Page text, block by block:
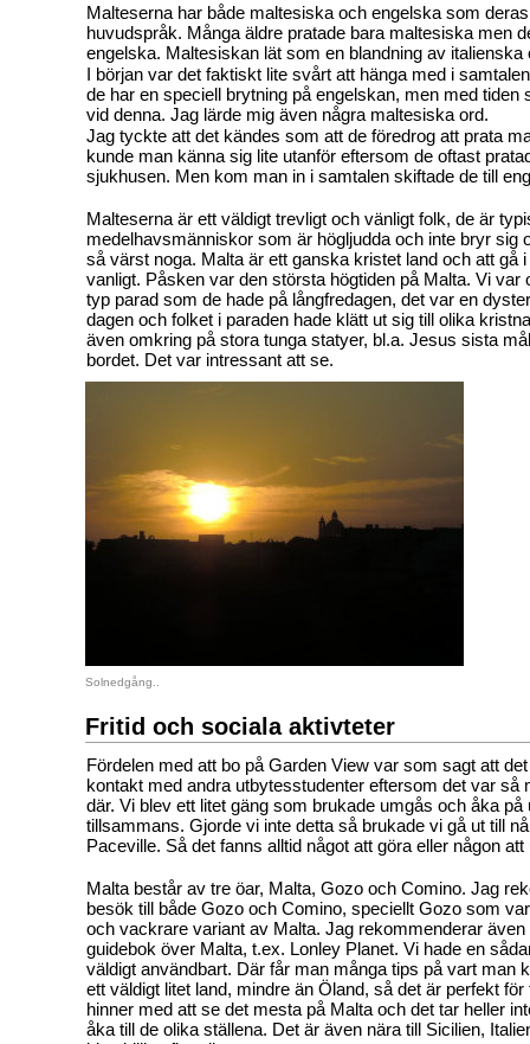
Malteserna har både maltesiska och engelska som deras
huvudspråk. Många äldre pratade bara maltesiska men
engelska. Maltesiskan lät som en blandning av italienska
I början var det faktiskt lite svårt att hänga med i
de har en speciell brytning på engelskan, men med tiden
vid denna. Jag lärde mig även några maltesiska ord.
Jag tyckte att det kändes som att de föredrog att prata
kunde man känna sig lite utanför eftersom de oftast
sjukhusen. Men kom man in i samtalen skiftade de till
Malteserna är ett väldigt trevligt och vänligt folk, de är
medelhavsmänniskor som är högljudda och inte bryr sig
så värst noga. Malta är ett ganska kristet land och att gå
vanligt. Påsken var den största högtiden på Malta. Vi var
typ parad som de hade på långfredagen, det var en
dagen och folket i paraden hade klätt ut sig till olika
även omkring på stora tunga statyer, bl.a. Jesus sista
bordet. Det var intressant att se.
Solnedgång..
Fritid och sociala aktivteter
Fördelen med att bo på Garden View var som sagt att
kontakt med andra utbytesstudenter eftersom det var så
där. Vi blev ett litet gäng som brukade umgås och åka på
tillsammans. Gjorde vi inte detta så brukade vi gå ut till
Paceville. Så det fanns alltid något att göra eller någon
Malta består av tre öar, Malta, Gozo och Comino. Jag
besök till både Gozo och Comino, speciellt Gozo som
och vackrare variant av Malta. Jag rekommenderar även
guidebok över Malta, t.ex. Lonley Planet. Vi hade en
väldigt användbart. Där får man många tips på vart man
ett väldigt litet land, mindre än Öland, så det är perfekt
hinner med att se det mesta på Malta och det tar heller
åka till de olika ställena. Det är även nära till Sicilien,